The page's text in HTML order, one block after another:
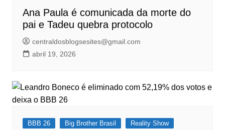
Ana Paula é comunicada da morte do
pai e Tadeu quebra protocolo
centraldosblogsesites@gmail.com
abril 19, 2026
BBB 26 Big Brother Brasil Reality Show